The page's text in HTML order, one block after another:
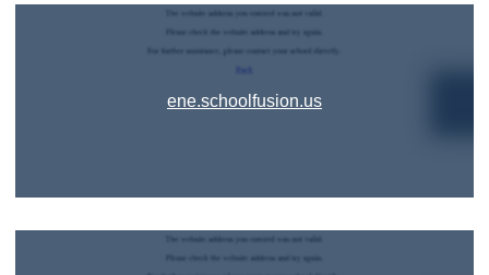
ene.schoolfusion.us